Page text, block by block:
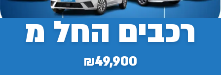
רכבים החל מ
₪49,900